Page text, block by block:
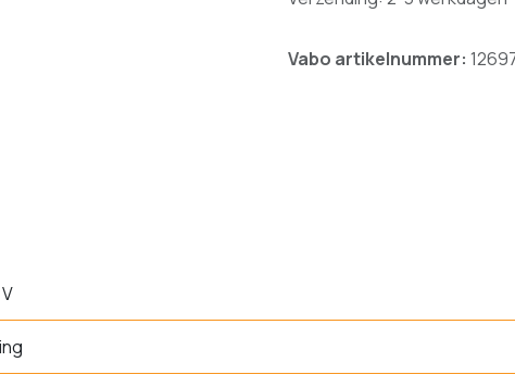
Vabo artikelnummer: